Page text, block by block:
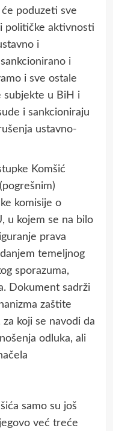
poduzeti sve
političke aktivnosti
i
i
i sve ostale
subjekte u BiH i
i sankcioniraju
ustavno-
Komšić
komisije o
u kojem se na bilo
prava
temeljnog
sporazuma,
Dokument sadrži
zaštite
koji se navodi da
odluka, ali
samo su još
već treće